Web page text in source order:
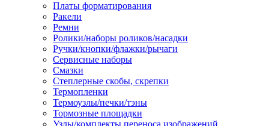
Анкер болтовой
Болт анкерный
Болт с т-образной головкой
Болт с шестигранной головкой
Винт с кольцом
Гайка длинная
Гайка скользящая
Платы форматирования
Ракели
Ремни
Ролики/наборы роликов/насадки
Ручки/кнопки/флажки/рычаги
Сервисные наборы
Смазки
Степлерные скобы, скрепки
Термопленки
Термоузлы/печки/тэны
Тормозные площадки
Узлы/комплекты переноса изображений